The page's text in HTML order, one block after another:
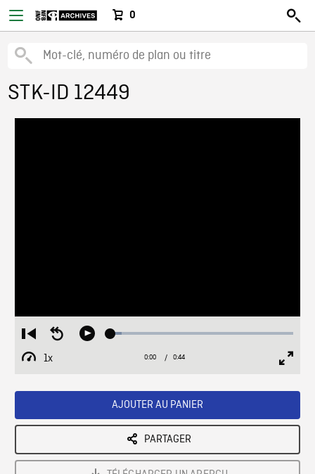
0
STK-ID 12449
Restart
from
beginning
Seek
Play Loaded:
1x
Playback
Current
0:00 / Duration
0:44
AJOUTER AU PANIER
PARTAGER